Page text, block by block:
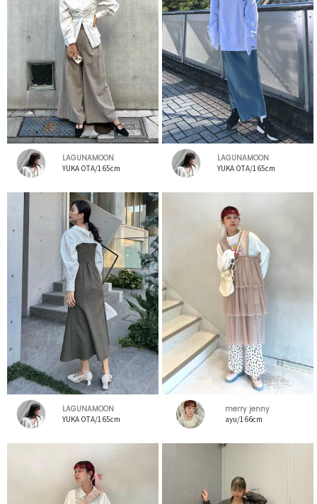
LAGUNAMOON
YUKA OTA/165cm
LAGUNAMOON
YUKA OTA/165cm
LAGUNAMOON
YUKA OTA/165cm
merry jenny
ayu/166cm